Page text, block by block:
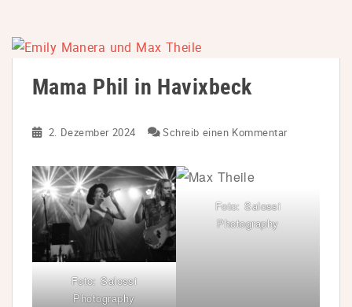
Mama Phil in Havixbeck
2. Dezember 2024 Schreib einen Kommentar
Foto: Salossi
Photography
Foto: Salossi
Photography